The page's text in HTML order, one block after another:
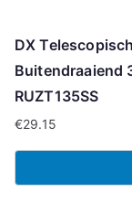
DX
Buitendraaiend
RUZT135SS
€29.15